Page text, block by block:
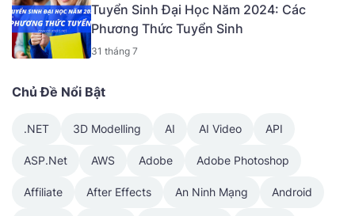
Tuyển Sinh Đại Học Năm 2024: Các
Phương Thức Tuyển Sinh
31 tháng 7
Chủ Đề Nổi Bật
.NET 3D Modelling AI AI Video API
ASP.Net AWS Adobe Adobe Photoshop
Affiliate After Effects An Ninh Mạng Android